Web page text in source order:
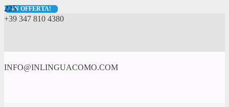
+39 347 810 4380
INFO@INLINGUACOMO.COM
IN OFFERTA!
IN OFFERTA!
IN OFFERTA!
IN OFFERTA!
IN OFFERTA!
IN OFFERTA!
IN OFFERTA!
IN OFFERTA!
IN OFFERTA!
IN OFFERTA!
IN OFFERTA!